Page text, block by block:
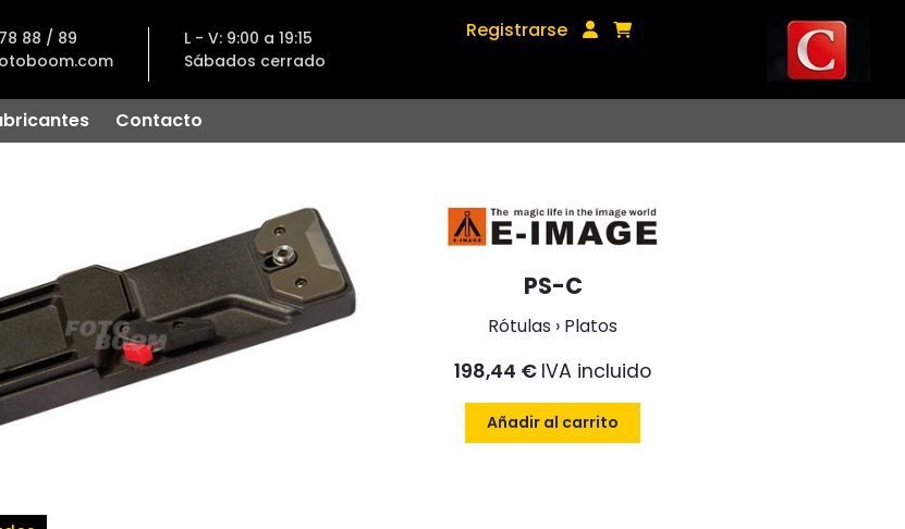
88 / 89
L - V: 9:00 a 19:15
Sábados cerrado
Registrarse
Contacto
PS-C
Rótulas › Platos
198,44 € IVA incluido
Añadir al carrito